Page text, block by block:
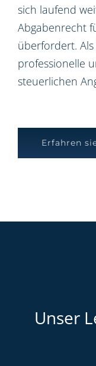
sich laufend
Abgabenrecht
überfordert.
professionelle
steuerlichen
Erfahren
Unser